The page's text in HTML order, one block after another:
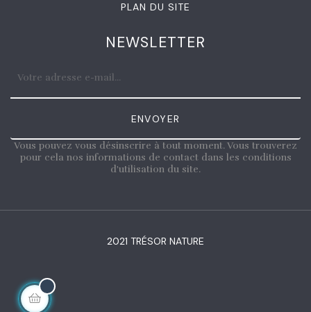
PLAN DU SITE
NEWSLETTER
ENVOYER
Vous pouvez vous désinscrire à tout moment. Vous trouverez
pour cela nos informations de contact dans les conditions
d'utilisation du site.
2021 TRÉSOR NATURE